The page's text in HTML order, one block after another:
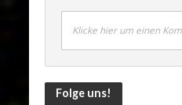
Klicke hier um einen
Folge uns!